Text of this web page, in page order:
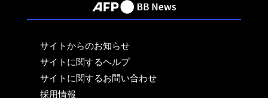
サイトからのお知らせ
サイトに関するヘルプ
サイトに関するお問い合わせ
採用情報